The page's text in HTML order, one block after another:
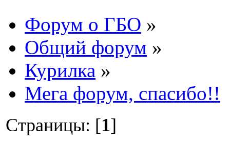
Форум о ГБО »
Общий форум »
Курилка »
Мега форум, спасибо!!
Страницы: [1]